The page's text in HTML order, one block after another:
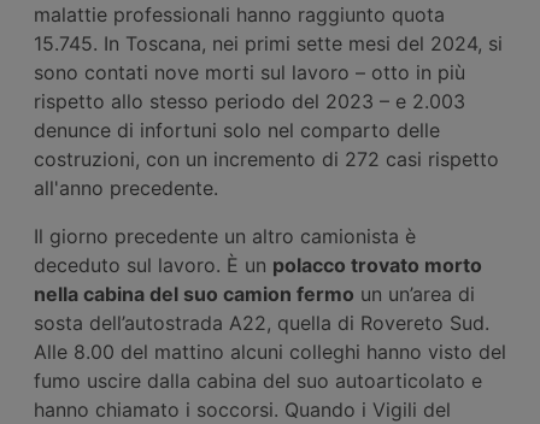
malattie professionali hanno raggiunto quota
15.745. In Toscana, nei primi sette mesi del 2024, si
sono contati nove morti sul lavoro – otto in più
rispetto allo stesso periodo del 2023 – e 2.003
denunce di infortuni solo nel comparto delle
costruzioni, con un incremento di 272 casi rispetto
all'anno precedente.
Il giorno precedente un altro camionista è
deceduto sul lavoro. È un polacco trovato morto
nella cabina del suo camion fermo un un’area di
sosta dell’autostrada A22, quella di Rovereto Sud.
Alle 8.00 del mattino alcuni colleghi hanno visto del
fumo uscire dalla cabina del suo autoarticolato e
hanno chiamato i soccorsi. Quando i Vigili del